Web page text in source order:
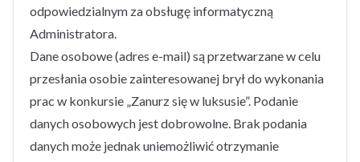
odpowiedzialnym za obsługę informatyczną
Administratora.
Dane osobowe (adres e-mail) są przetwarzane w celu
przesłania osobie zainteresowanej brył do wykonania
prac w konkursie „Zanurz się w luksusie”. Podanie
danych osobowych jest dobrowolne. Brak podania
danych może jednak uniemożliwić otrzymanie